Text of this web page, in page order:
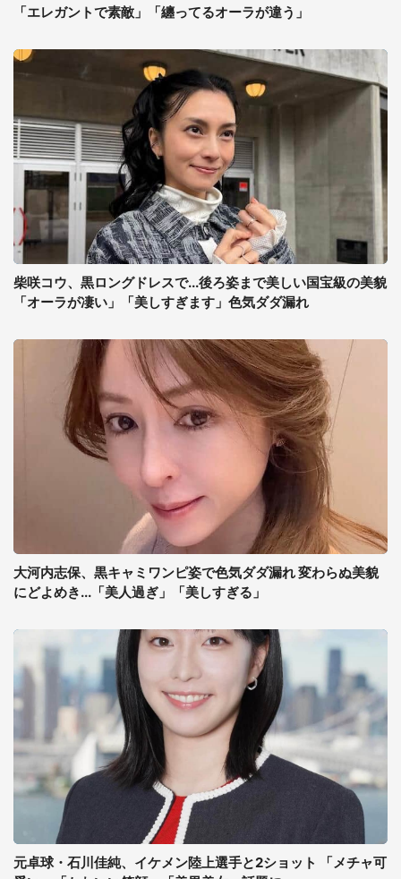
「エレガントで素敵」「纏ってるオーラが違う」
柴咲コウ、黒ロングドレスで...後ろ姿まで美しい国宝級の美貌
「オーラが凄い」「美しすぎます」色気ダダ漏れ
大河内志保、黒キャミワンピ姿で色気ダダ漏れ 変わらぬ美貌
にどよめき...「美人過ぎ」「美しすぎる」
元卓球・石川佳純、イケメン陸上選手と2ショット 「メチャ可